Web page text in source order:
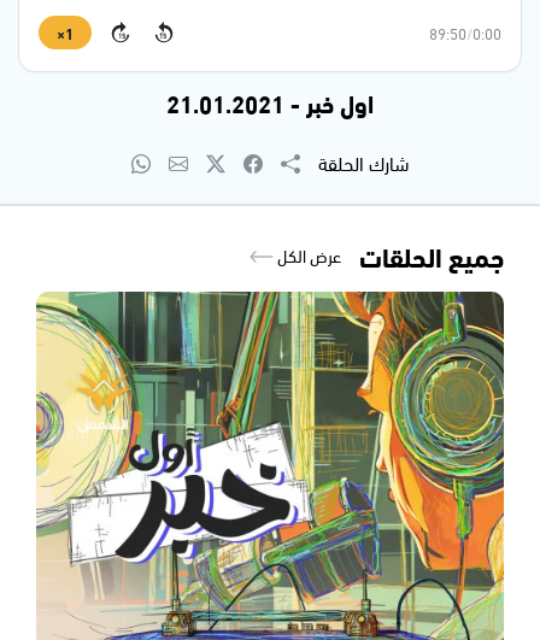
0:00
/
89:50
15
15
1×
اول خبر - 21.01.2021
شارك الحلقة
جميع الحلقات عرض الكل